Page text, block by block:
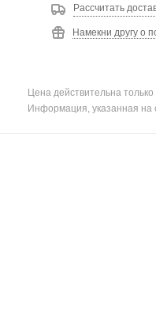
Рассчитать
Намекни другу о
Цена действительна
Информация, указанная на